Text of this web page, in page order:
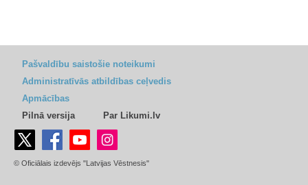
Pašvaldību saistošie noteikumi
Administratīvās atbildības ceļvedis
Apmācības
Pilnā versija
Par Likumi.lv
© Oficiālais izdevējs "Latvijas Vēstnesis"